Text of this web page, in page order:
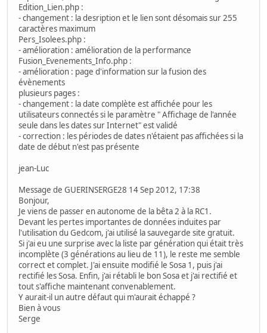
Edition_Lien.php :
- changement : la desription et le lien sont désomais sur 255
caractères maximum
Pers_Isolees.php :
- amélioration : amélioration de la performance
Fusion_Evenements_Info.php :
- amélioration : page d'information sur la fusion des
évènements
plusieurs pages :
- changement : la date complète est affichée pour les
utilisateurs connectés si le paramètre " Affichage de l'année
seule dans les dates sur Internet" est validé
- correction : les périodes de dates n'étaient pas affichées si la
date de début n'est pas présente
jean-Luc
Message de GUERINSERGE28 14 Sep 2012, 17:38
Bonjour,
Je viens de passer en autonome de la bêta 2 à la RC1.
Devant les pertes importantes de données induites par
l'utilisation du Gedcom, j'ai utilisé la sauvegarde site gratuit.
Si j'ai eu une surprise avec la liste par génération qui était très
incomplète (3 générations au lieu de 11), le reste me semble
correct et complet. J'ai ensuite modifié le Sosa 1, puis j'ai
rectifié les Sosa. Enfin, j'ai rétabli le bon Sosa et j'ai rectifié et
tout s'affiche maintenant convenablement.
Y aurait-il un autre défaut qui m'aurait échappé ?
Bien à vous
Serge